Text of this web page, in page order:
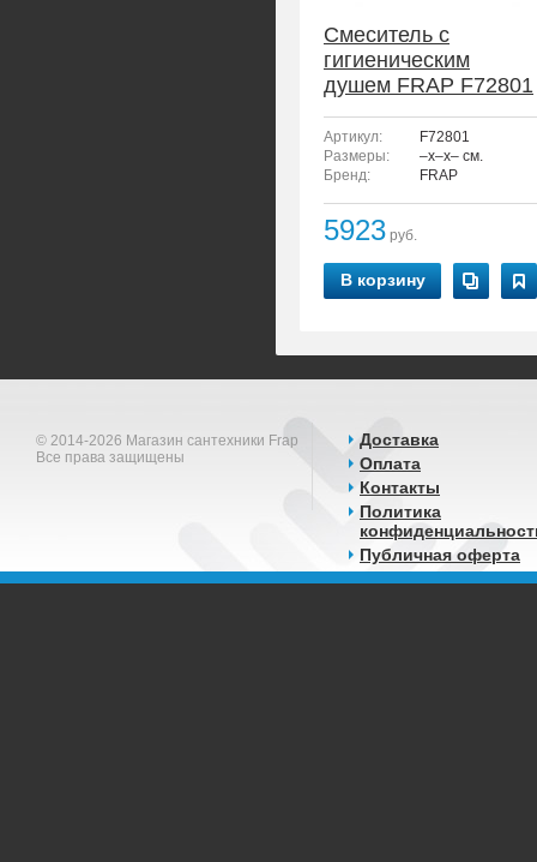
Смеситель с
гигиеническим
душем FRAP F72801
Артикул:
F72801
Размеры:
–x–x– см.
Бренд:
FRAP
5923 руб.
В корзину
© 2014-2026 Магазин сантехники Frap
Все права защищены
Доставка
Оплата
Контакты
Политика
Публичная оферта